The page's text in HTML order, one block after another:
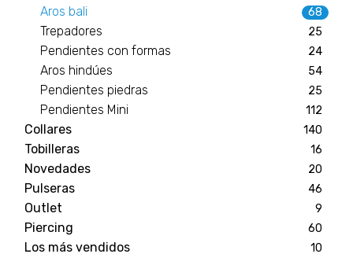
Aros bali 68
Trepadores 25
Pendientes con formas 24
Aros hindúes 54
Pendientes piedras 25
Pendientes Mini 112
Collares 140
Tobilleras 16
Novedades 20
Pulseras 46
Outlet 9
Piercing 60
Los más vendidos 10